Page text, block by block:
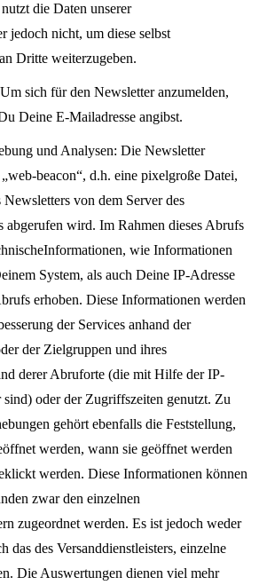
die Daten unserer
jedoch nicht, um diese selbst
Dritte weiterzugeben.
sich für den Newsletter anzumelden,
Deine E-Mailadresse angibst.
und Analysen: Die Newsletter
beacon“, d.h. eine pixelgroße Datei,
von dem Server des
abgerufen wird. Im Rahmen dieses Abrufs
wie Informationen
System, als auch Deine IP-Adresse
erhoben. Diese Informationen werden
der Services anhand der
der Zielgruppen und ihres
derer Abruforte (die mit Hilfe der IP-
sind) oder der Zugriffszeiten genutzt. Zu
gehört ebenfalls die Feststellung,
werden, wann sie geöffnet werden
werden. Diese Informationen können
zwar den einzelnen
zugeordnet werden. Es ist jedoch weder
das des Versanddienstleisters, einzelne
Die Auswertungen dienen viel mehr